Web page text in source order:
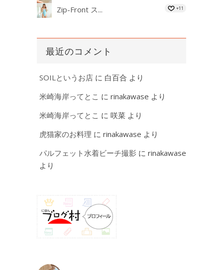
Zip-Front ス... +11
最近のコメント
SOILというお店 に 白百合 より
米崎海岸ってとこ に rinakawase より
米崎海岸ってとこ に 咲菜 より
虎猫家のお料理 に rinakawase より
パルフェット水着ビーチ撮影 に rinakawase
より